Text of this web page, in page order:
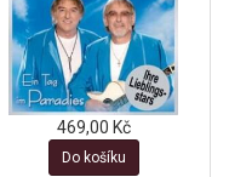
469,00 Kč
Do košíku